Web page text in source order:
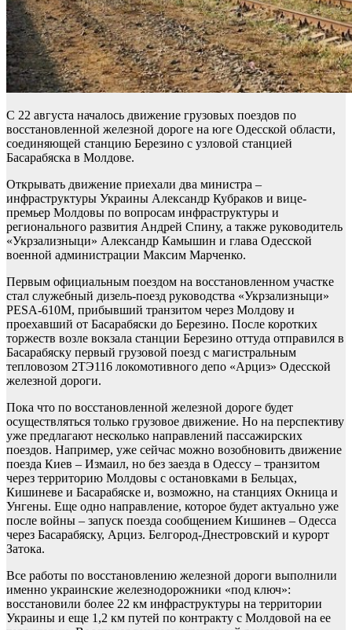
С 22 августа началось движение грузовых поездов по
восстановленной железной дороге на юге Одесской области,
соединяющей станцию ​​Березино с узловой станцией
Басарабяска в Молдове.
Открывать движение приехали два министра –
инфраструктуры Украины Александр Кубраков и вице-
премьер Молдовы по вопросам инфраструктуры и
регионального развития Андрей Спину, а также руководитель
«Укрзализныци» Александр Камышин и глава Одесской
военной администрации Максим Марченко.
Первым официальным поездом на восстановленном участке
стал служебный дизель-поезд руководства «Укрзализныци»
PESA-610M, прибывший транзитом через Молдову и
проехавший от Басарабяски до Березино. После коротких
торжеств возле вокзала станции Березино оттуда отправился в
Басарабяску первый грузовой поезд с магистральным
тепловозом 2ТЭ116 локомотивного депо «Арциз» Одесской
железной дороги.
Пока что по восстановленной железной дороге будет
осуществляться только грузовое движение. Но на перспективу
уже предлагают несколько направлений пассажирских
поездов. Например, уже сейчас можно возобновить движение
поезда Киев – Измаил, но без заезда в Одессу – транзитом
через территорию Молдовы с остановками в Бельцах,
Кишиневе и Басарабяске и, возможно, на станциях Окница и
Унгены. Еще одно направление, которое будет актуально уже
после войны – запуск поезда сообщением Кишинев – Одесса
через Басарабяску, Арциз. Белгород-Днестровский и курорт
Затока.
Все работы по восстановлению железной дороги выполнили
именно украинские железнодорожники «под ключ»:
восстановили более 22 км инфраструктуры на территории
Украины и еще 1,2 км путей по контракту с Молдовой на ее